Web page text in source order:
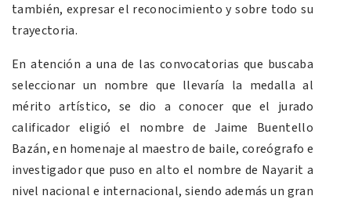
también, expresar el reconocimiento y sobre todo su
trayectoria.
En atención a una de las convocatorias que buscaba
seleccionar un nombre que llevaría la medalla al
mérito artístico, se dio a conocer que el jurado
calificador eligió el nombre de Jaime Buentello
Bazán, en homenaje al maestro de baile, coreógrafo e
investigador que puso en alto el nombre de Nayarit a
nivel nacional e internacional, siendo además un gran